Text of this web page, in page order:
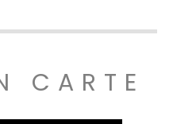
CARTE